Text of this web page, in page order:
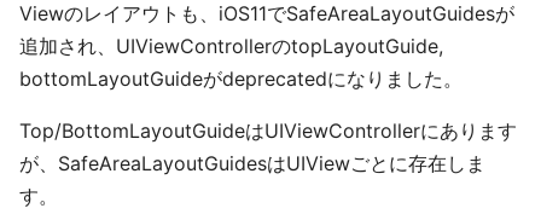
Viewのレイアウトも、iOS11でSafeAreaLayoutGuidesが
追加され、UIViewControllerのtopLayoutGuide,
bottomLayoutGuideがdeprecatedになりました。
Top/BottomLayoutGuideはUIViewControllerにあります
が、SafeAreaLayoutGuidesはUIViewごとに存在しま
す。